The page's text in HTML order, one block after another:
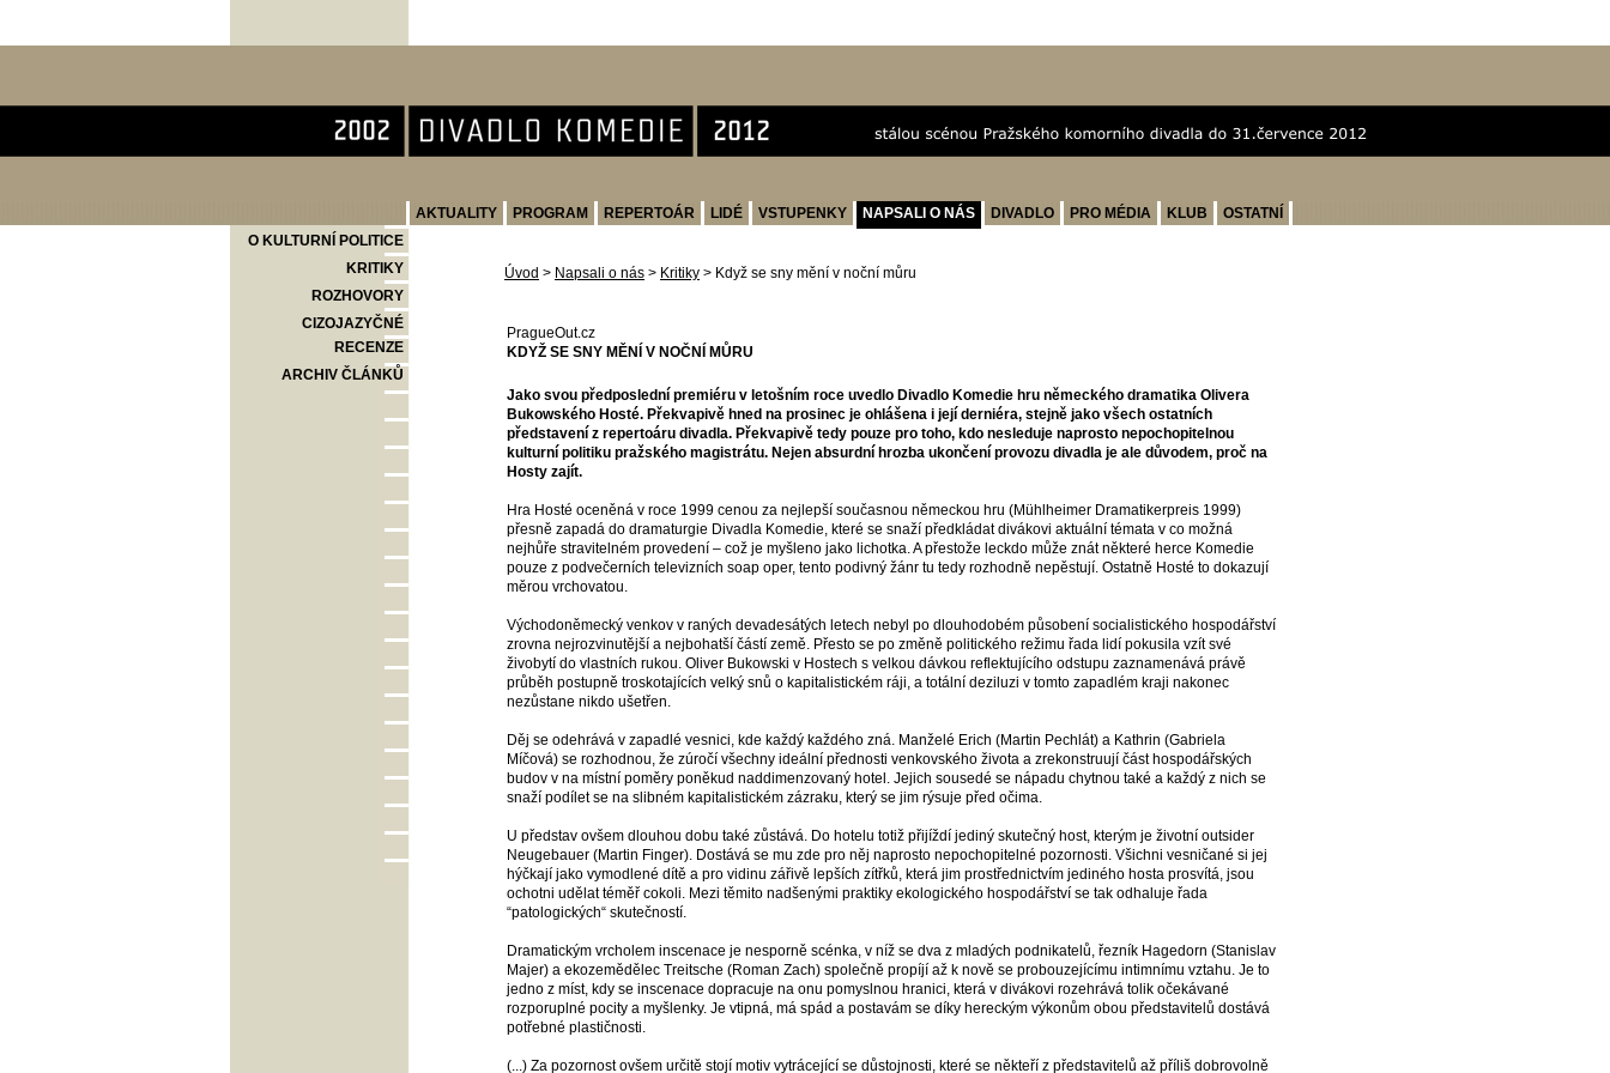
AKTUALITY PROGRAM REPERTOÁR LIDÉ VSTUPENKY NAPSALI O NÁS DIVADLO PRO MÉDIA KLUB
OSTATNÍ
O KULTURNÍ POLITICE
KRITIKY
ROZHOVORY
CIZOJAZYČNÉ
RECENZE
ARCHIV ČLÁNKŮ
Úvod > Napsali o nás > Kritiky > Když se sny mění v noční můru
PragueOut.cz
KDYŽ SE SNY MĚNÍ V NOČNÍ MŮRU
Jako svou předposlední premiéru v letošním roce uvedlo Divadlo Komedie hru německého dramatika Olivera
Bukowského Hosté. Překvapivě hned na prosinec je ohlášena i její derniéra, stejně jako všech ostatních
představení z repertoáru divadla. Překvapivě tedy pouze pro toho, kdo nesleduje naprosto nepochopitelnou
kulturní politiku pražského magistrátu. Nejen absurdní hrozba ukončení provozu divadla je ale důvodem, proč na
Hosty zajít.
Hra Hosté oceněná v roce 1999 cenou za nejlepší současnou německou hru (Mühlheimer Dramatikerpreis 1999)
přesně zapadá do dramaturgie Divadla Komedie, které se snaží předkládat divákovi aktuální témata v co možná
nejhůře stravitelném provedení – což je myšleno jako lichotka. A přestože leckdo může znát některé herce Komedie
pouze z podvečerních televizních soap oper, tento podivný žánr tu tedy rozhodně nepěstují. Ostatně Hosté to dokazují
měrou vrchovatou.
Východoněmecký venkov v raných devadesátých letech nebyl po dlouhodobém působení socialistického hospodářství
zrovna nejrozvinutější a nejbohatší částí země. Přesto se po změně politického režimu řada lidí pokusila vzít své
živobytí do vlastních rukou. Oliver Bukowski v Hostech s velkou dávkou reflektujícího odstupu zaznamenává právě
průběh postupně troskotajících velký snů o kapitalistickém ráji, a totální deziluzi v tomto zapadlém kraji nakonec
nezůstane nikdo ušetřen.
Děj se odehrává v zapadlé vesnici, kde každý každého zná. Manželé Erich (Martin Pechlát) a Kathrin (Gabriela
Míčová) se rozhodnou, že zúročí všechny ideální přednosti venkovského života a zrekonstruují část hospodářských
budov v na místní poměry poněkud naddimenzovaný hotel. Jejich sousedé se nápadu chytnou také a každý z nich se
snaží podílet se na slibném kapitalistickém zázraku, který se jim rýsuje před očima.
U představ ovšem dlouhou dobu také zůstává. Do hotelu totiž přijíždí jediný skutečný host, kterým je životní outsider
Neugebauer (Martin Finger). Dostává se mu zde pro něj naprosto nepochopitelné pozornosti. Všichni vesničané si jej
hýčkají jako vymodlené dítě a pro vidinu zářivě lepších zítřků, která jim prostřednictvím jediného hosta prosvítá, jsou
ochotni udělat téměř cokoli. Mezi těmito nadšenými praktiky ekologického hospodářství se tak odhaluje řada
“patologických“ skutečností.
Dramatickým vrcholem inscenace je nesporně scénka, v níž se dva z mladých podnikatelů, řezník Hagedorn (Stanislav
Majer) a ekozemědělec Treitsche (Roman Zach) společně propíjí až k nově se probouzejícímu intimnímu vztahu. Je to
jedno z míst, kdy se inscenace dopracuje na onu pomyslnou hranici, která v divákovi rozehrává tolik očekávané
rozporuplné pocity a myšlenky. Je vtipná, má spád a postavám se díky hereckým výkonům obou představitelů dostává
potřebné plastičnosti.
(...) Za pozornost ovšem určitě stojí motiv vytrácející se důstojnosti, které se někteří z představitelů až příliš dobrovolně